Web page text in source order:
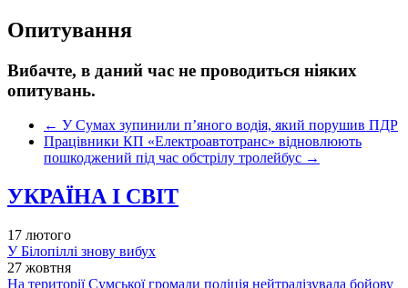
Опитування
Вибачте, в даний час не проводиться ніяких
опитувань.
← У Сумах зупинили п’яного водія, який порушив ПДР
Працівники КП «Електроавтотранс» відновлюють
пошкоджений під час обстрілу тролейбус →
УКРАЇНА І СВІТ
17 лютого
У Білопіллі знову вибух
27 жовтня
На території Сумської громади поліція нейтралізувала бойову